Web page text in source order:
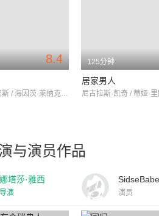
8.4
海因切·西蒙斯 / 海因茨·莱纳克 / 歌琳德·洛克
125分钟
居家男人
与演员作品
娜塔莎·雅西
导演 演员